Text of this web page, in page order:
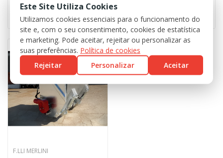
€0.00
F.LLI MERLINI
Este Site Utiliza Cookies
Utilizamos cookies essenciais para o funcionamento do
site e, com o seu consentimento, cookies de estatística
e marketing. Pode aceitar, rejeitar ou personalizar as
suas preferências. Política de cookies
Rejeitar
Personalizar Aceitar